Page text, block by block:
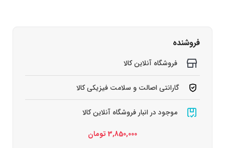
فروشنده
فروشگاه آنلاین کالا
گارانتی اصالت و سلامت فیزیکی کالا
موجود در انبار فروشگاه آنلاین کالا
3,850,000 تومان